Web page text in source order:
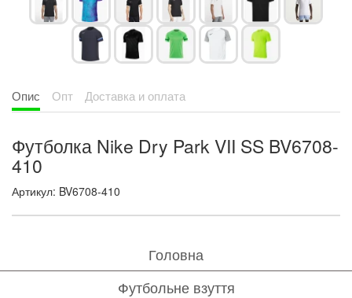
Опис Опт Доставка и оплата
Футболка Nike Dry Park VII SS BV6708-
410
Артикул: BV6708-410
Головна
Футбольне взуття